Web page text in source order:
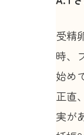
受精
時、
始め
正直
実が